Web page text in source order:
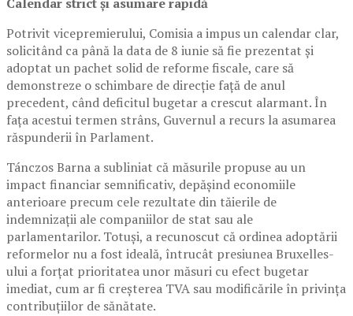
Potrivit vicepremierului, Comisia a impus un calendar clar,
solicitând ca până la data de 8 iunie să fie prezentat și
adoptat un pachet solid de reforme fiscale, care să
demonstreze o schimbare de direcție față de anul
precedent, când deficitul bugetar a crescut alarmant. În
fața acestui termen strâns, Guvernul a recurs la asumarea
răspunderii în Parlament.
Tánczos Barna a subliniat că măsurile propuse au un
impact financiar semnificativ, depășind economiile
anterioare precum cele rezultate din tăierile de
indemnizații ale companiilor de stat sau ale
parlamentarilor. Totuși, a recunoscut că ordinea adoptării
reformelor nu a fost ideală, întrucât presiunea Bruxelles-
ului a forțat prioritatea unor măsuri cu efect bugetar
imediat, cum ar fi creșterea TVA sau modificările în privința
contribuțiilor de sănătate.